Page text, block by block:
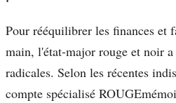
Pour rééquilibrer les finances et
main, l'état-major rouge et noir
radicales. Selon les récentes
compte spécialisé